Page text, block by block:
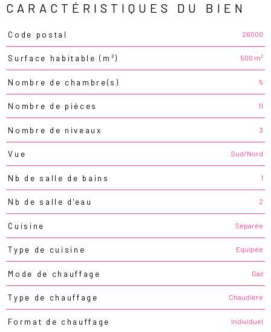
CARACTÉRISTIQUES DU BIEN
Caractéristiques
Code postal 26000
Surface habitable (m²) 500 m²
Nombre de chambre(s) 5
Nombre de pièces 11
Nombre de niveaux 3
Vue Sud/Nord
Nb de salle de bains 1
Nb de salle d'eau 2
Cuisine Séparée
Type de cuisine Equipée
Mode de chauffage Gaz
Type de chauffage Chaudière
Format de chauffage Individuel